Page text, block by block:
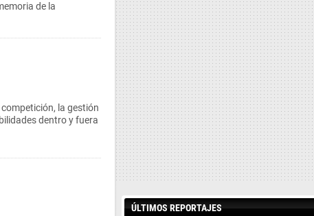
de la
la gestión
dentro y fuera
ÚLTIMOS REPORTAJES